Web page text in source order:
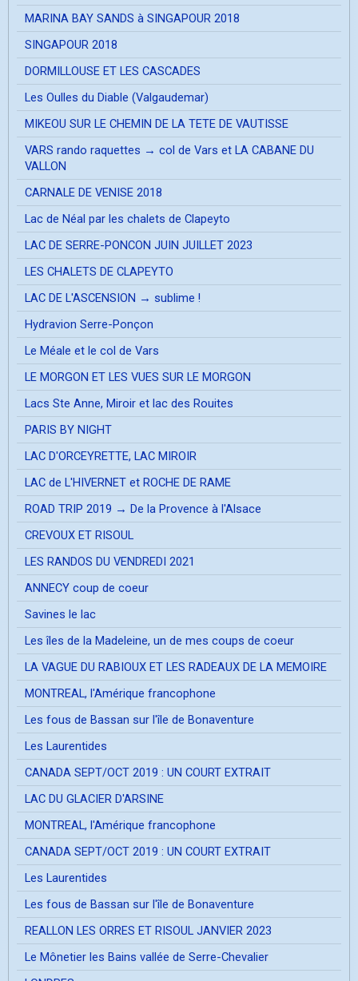
MARINA BAY SANDS à SINGAPOUR 2018
SINGAPOUR 2018
DORMILLOUSE ET LES CASCADES
Les Oulles du Diable (Valgaudemar)
MIKEOU SUR LE CHEMIN DE LA TETE DE VAUTISSE
VARS rando raquettes → col de Vars et LA CABANE DU
VALLON
CARNALE DE VENISE 2018
Lac de Néal par les chalets de Clapeyto
LAC DE SERRE-PONCON JUIN JUILLET 2023
LES CHALETS DE CLAPEYTO
LAC DE L'ASCENSION → sublime !
Hydravion Serre-Ponçon
Le Méale et le col de Vars
LE MORGON ET LES VUES SUR LE MORGON
Lacs Ste Anne, Miroir et lac des Rouites
PARIS BY NIGHT
LAC D'ORCEYRETTE, LAC MIROIR
LAC de L'HIVERNET et ROCHE DE RAME
ROAD TRIP 2019 → De la Provence à l'Alsace
CREVOUX ET RISOUL
LES RANDOS DU VENDREDI 2021
ANNECY coup de coeur
Savines le lac
Les îles de la Madeleine, un de mes coups de coeur
LA VAGUE DU RABIOUX ET LES RADEAUX DE LA MEMOIRE
MONTREAL, l'Amérique francophone
Les fous de Bassan sur l'île de Bonaventure
Les Laurentides
CANADA SEPT/OCT 2019 : UN COURT EXTRAIT
LAC DU GLACIER D'ARSINE
MONTREAL, l'Amérique francophone
CANADA SEPT/OCT 2019 : UN COURT EXTRAIT
Les Laurentides
Les fous de Bassan sur l'île de Bonaventure
REALLON LES ORRES ET RISOUL JANVIER 2023
Le Mônetier les Bains vallée de Serre-Chevalier